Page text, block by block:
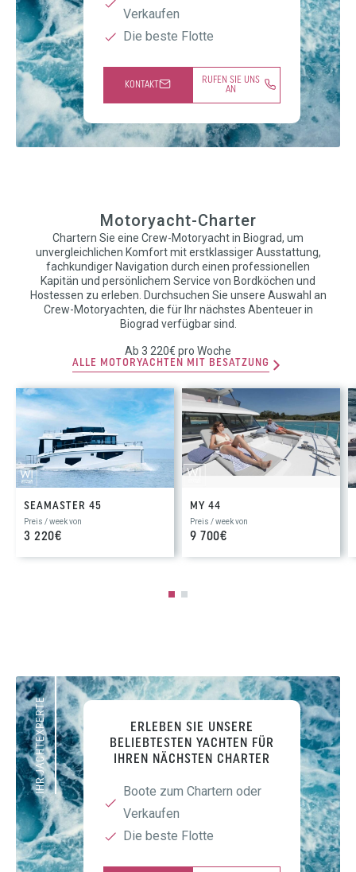
Verkaufen
Die beste Flotte
KONTAKT
RUFEN SIE UNS
AN
Motoryacht-Charter
Chartern Sie eine Crew-Motoryacht in Biograd, um
unvergleichlichen Komfort mit erstklassiger Ausstattung,
fachkundiger Navigation durch einen professionellen
Kapitän und persönlichem Service von Bordköchen und
Hostessen zu erleben. Durchsuchen Sie unsere Auswahl an
Crew-Motoryachten, die für Ihr nächstes Abenteuer in
Biograd verfügbar sind.
Ab 3 220€ pro Woche
ALLE MOTORYACHTEN MIT BESATZUNG
SEAMASTER 45
Preis / week von
3 220€
MY 44
Preis / week von
9 700€
IHR JACHTEXPERTE
ERLEBEN SIE UNSERE
BELIEBTESTEN YACHTEN FÜR
IHREN NÄCHSTEN CHARTER
Boote zum Chartern oder
Verkaufen
Die beste Flotte